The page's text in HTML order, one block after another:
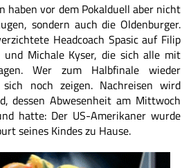
haben vor dem Pokalduell aber nicht
sondern auch die Oldenburger.
Headcoach Spasic auf Filip
und Michale Kyser, die sich alle mit
Wer zum Halbfinale wieder
noch zeigen. Nachreisen wird
dessen Abwesenheit am Mittwoch
hatte: Der US-Amerikaner wurde
seines Kindes zu Hause.